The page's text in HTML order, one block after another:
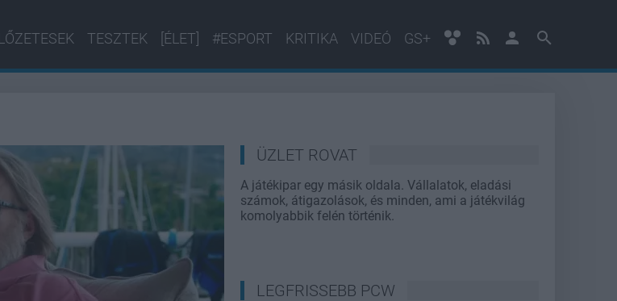
TESZTEK [ÉLET] #ESPORT KRITIKA VIDEÓ GS+
ÜZLET ROVAT
A játékipar egy másik oldala. Vállalatok, eladási
számok, átigazolások, és minden, ami a játékvilág
komolyabbik felén történik.
LEGFRISSEBB PCW